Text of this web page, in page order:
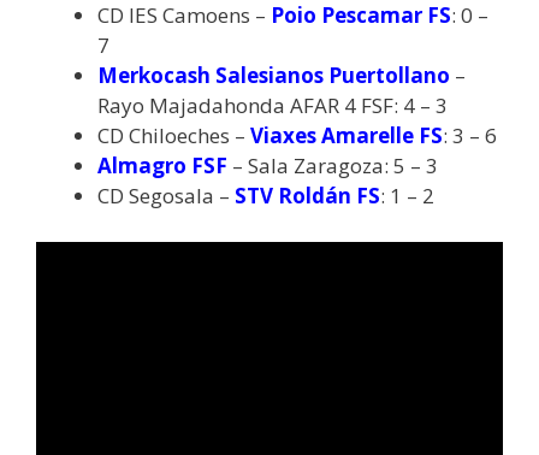
CD IES Camoens – Poio Pescamar FS: 0 –
7
Merkocash Salesianos Puertollano –
Rayo Majadahonda AFAR 4 FSF: 4 – 3
CD Chiloeches – Viaxes Amarelle FS: 3 – 6
Almagro FSF – Sala Zaragoza: 5 – 3
CD Segosala – STV Roldán FS: 1 – 2